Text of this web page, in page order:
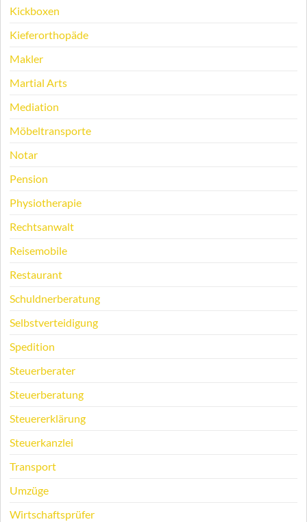
Kickboxen
Kieferorthopäde
Makler
Martial Arts
Mediation
Möbeltransporte
Notar
Pension
Physiotherapie
Rechtsanwalt
Reisemobile
Restaurant
Schuldnerberatung
Selbstverteidigung
Spedition
Steuerberater
Steuerberatung
Steuererklärung
Steuerkanzlei
Transport
Umzüge
Wirtschaftsprüfer